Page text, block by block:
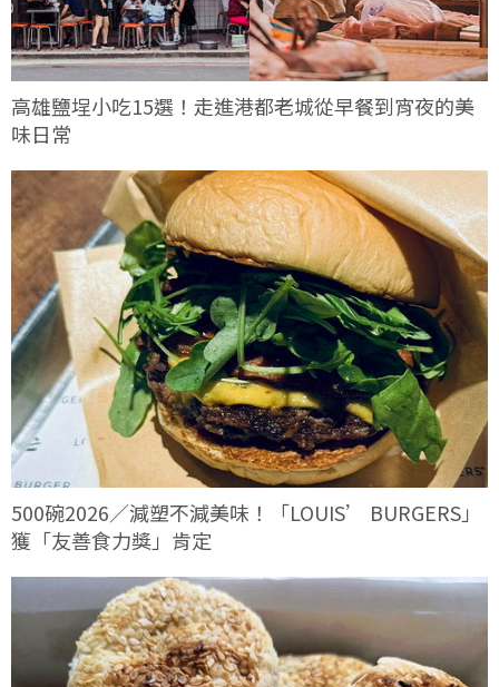
高雄鹽埕小吃15選！走進港都老城從早餐到宵夜的美
味日常
500碗2026／減塑不減美味！「LOUIS’ BURGERS」
獲「友善食力獎」肯定